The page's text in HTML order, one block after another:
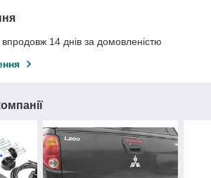
14 днів за домовленістю